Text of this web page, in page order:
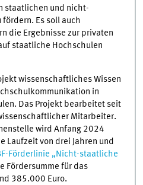
staatlichen und nicht-
Es soll auch
die Ergebnisse zur privaten
staatliche Hochschulen
wissenschaftliches Wissen
in
Das Projekt bearbeitet seit
Mitarbeiter.
wird Anfang 2024
Laufzeit von drei Jahren und
Förderlinie „Nicht-staatliche
Fördersumme für das
385.000 Euro.